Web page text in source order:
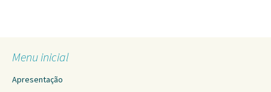
Menu inicial
Apresentação